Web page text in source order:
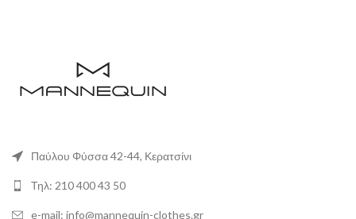
Παύλου Φύσσα 42-44, Κερατσίνι
Τηλ: 210 400 43 50
e-mail: info@mannequin-clothes.gr